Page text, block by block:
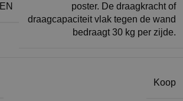
poster. De draagkracht of
draagcapaciteit vlak tegen de wand
bedraagt 30 kg per zijde.
Koop